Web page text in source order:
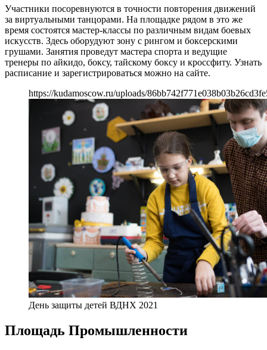
Участники посоревнуются в точности повторения движений
за виртуальными танцорами. На площадке рядом в это же
время состоятся мастер-классы по различным видам боевых
искусств. Здесь оборудуют зону с рингом и боксерскими
грушами. Занятия проведут мастера спорта и ведущие
тренеры по айкидо, боксу, тайскому боксу и кроссфиту. Узнать
расписание и зарегистрироваться можно на сайте.
https://kudamoscow.ru/uploads/
День защиты детей ВДНХ 2021
Площадь Промышленности